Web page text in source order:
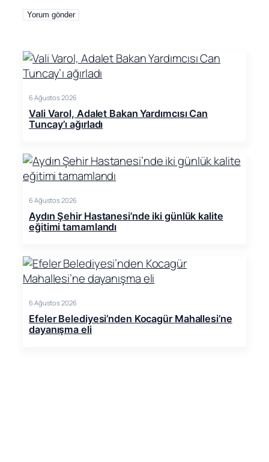
6 Ağustos 2026
Vali Varol, Adalet Bakan Yardımcısı Can
Tuncay’ı ağırladı
6 Ağustos 2026
Aydın Şehir Hastanesi’nde iki günlük kalite
eğitimi tamamlandı
6 Ağustos 2026
Efeler Belediyesi’nden Kocagür Mahallesi’ne
dayanışma eli